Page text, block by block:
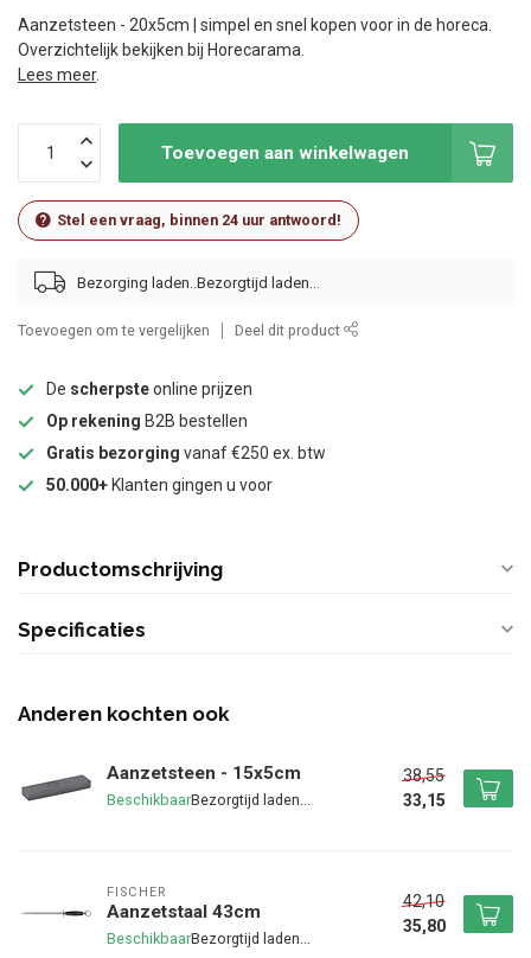
Aanzetsteen - 20x5cm | simpel en snel kopen voor in de horeca.
Overzichtelijk bekijken bij Horecarama.
Lees meer.
Toevoegen aan winkelwagen
Stel een vraag, binnen 24 uur antwoord!
Bezorging laden..
Toevoegen om te vergelijken Deel dit product
De scherpsteonline prijzen
Op rekening B2B bestellen
Gratis bezorging vanaf €250 ex. btw
50.000+ Klanten gingen u voor
Productomschrijving
Specificaties
Anderen kochten ook
Aanzetsteen - 15x5cm
Beschikbaar
38,55
33,15
FISCHER
Aanzetstaal 43cm
Beschikbaar
42,10
35,80